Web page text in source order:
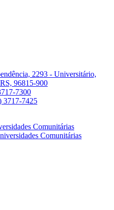
2293 - Universitário,
96815-900
7300
3717-7425